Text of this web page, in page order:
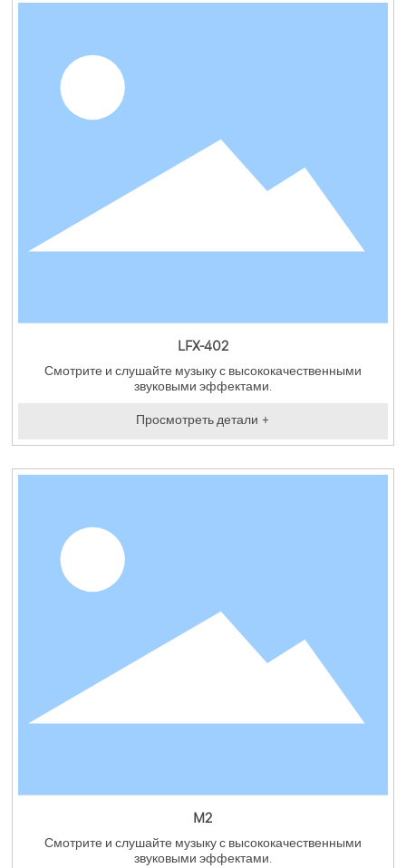
LFX-402
Смотрите и слушайте музыку с высококачественными
звуковыми эффектами.
Просмотреть детали +
M2
Смотрите и слушайте музыку с высококачественными
звуковыми эффектами.